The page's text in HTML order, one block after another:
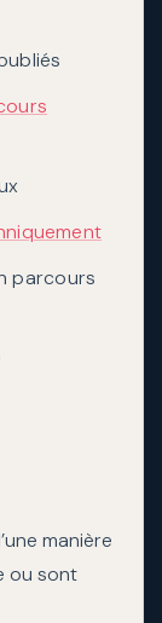
parcours
manière
ou sont